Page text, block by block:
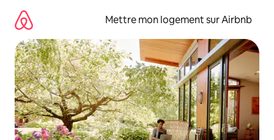
directement
contenu
Mettre mon logement sur Airbnb